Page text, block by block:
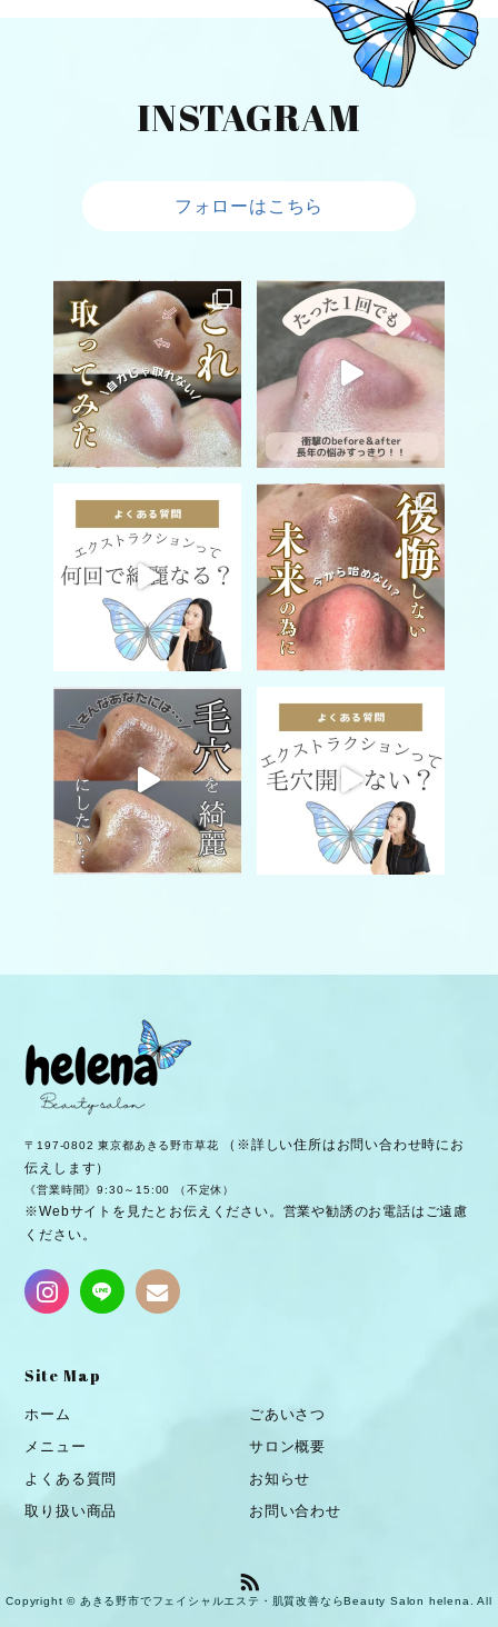
INSTAGRAM
フォローはこちら
〒197-0802 東京都あきる野市草花
（※詳しい住所はお問い合わせ時にお
伝えします）
《営業時間》9:30～15:00 （不定休）
※Webサイトを見たとお伝えください。営業や勧誘のお電話はご遠慮
ください。
Site Map
ホーム
メニュー
よくある質問
取り扱い商品
ごあいさつ
サロン概要
お知らせ
お問い合わせ
Copyright © あきる野市でフェイシャルエステ・肌質改善ならBeauty Salon helena. All